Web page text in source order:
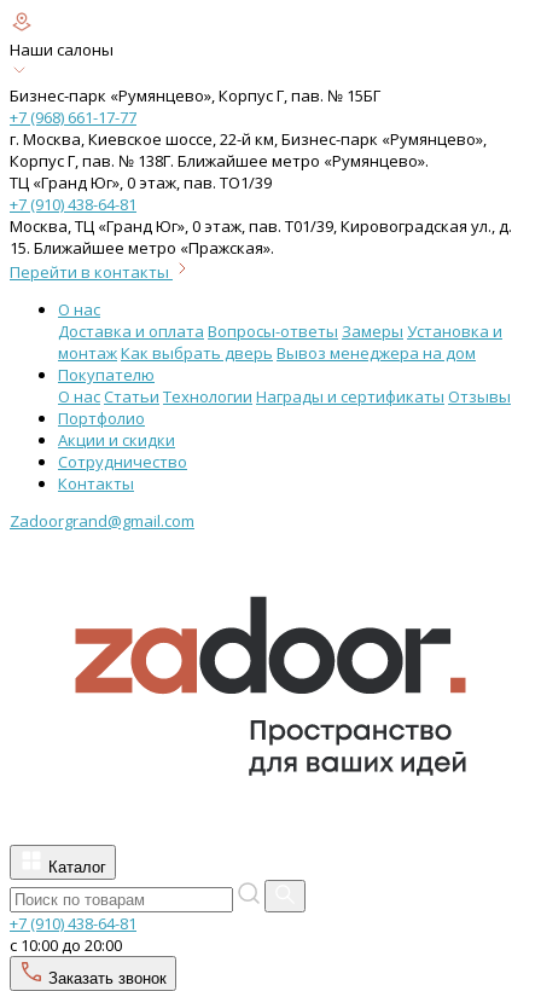
Наши салоны
Бизнес-парк «Румянцево», Корпус Г, пав. № 15БГ
+7 (968) 661-17-77
г. Москва, Киевское шоссе, 22-й км, Бизнес-парк «Румянцево»,
Корпус Г, пав. № 138Г. Ближайшее метро «Румянцево».
ТЦ «Гранд Юг», 0 этаж, пав. ТО1/39
+7 (910) 438-64-81
Москва, ТЦ «Гранд Юг», 0 этаж, пав. Т01/39, Кировоградская ул., д.
15. Ближайшее метро «Пражская».
Перейти в контакты
О нас
Доставка и оплата Вопросы-ответы Замеры Установка и
монтажКак выбрать дверь Вывоз менеджера на дом
Покупателю
О насСтатьи Технологии Награды и сертификаты Отзывы
Портфолио
Акции и скидки
Сотрудничество
Контакты
Zadoorgrand@gmail.com
Каталог
+7 (910) 438-64-81
с 10:00 до 20:00
Заказать звонок